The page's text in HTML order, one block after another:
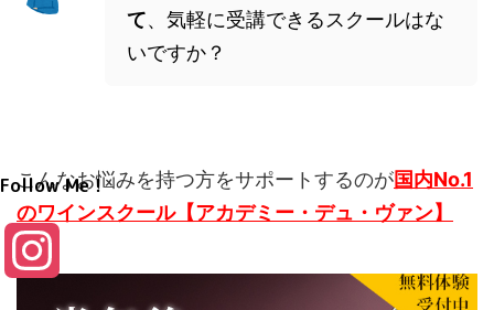
て、気軽に受講できるスクールはな
いですか？
こんなお悩みを持つ方をサポートするのが国内No.1
のワインスクール【アカデミー・デュ・ヴァン】
Follow Me！
n